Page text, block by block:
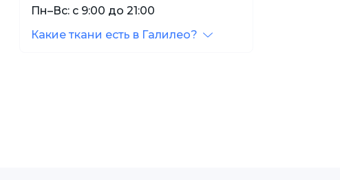
Пн–Вс: с 9:00 до 21:00
Какие ткани есть в Галилео?